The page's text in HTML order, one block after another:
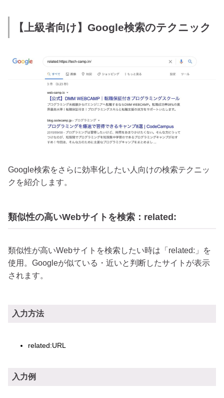
【上級者向け】Google検索のテクニック
Google検索をさらに効率化したい人向けの検索テクニッ
クを紹介します。
類似性の高いWebサイトを検索：related:
類似性が高いWebサイトを検索したい時は「related:」を
使用。Googleが似ている・近いと判断したサイトが表示
されます。
入力方法
related:URL
入力例